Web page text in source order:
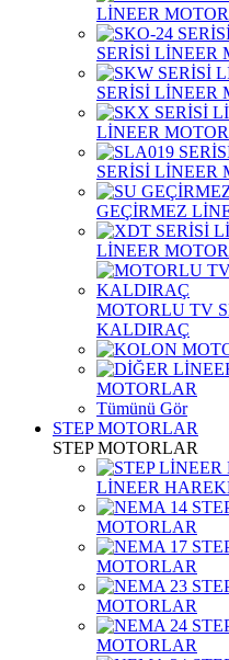
LİNEER
SERİSİ LİNEER
SERİSİ LİNEER
LİNEER
SERİSİ LİNEER
GEÇİRMEZ
LİNEER
MOTORLU TV
KALDIRAÇ
MOTORLAR
Tümünü Gör
STEP MOTORLAR
STEP MOTORLAR
LİNEER
MOTORLAR
MOTORLAR
MOTORLAR
MOTORLAR